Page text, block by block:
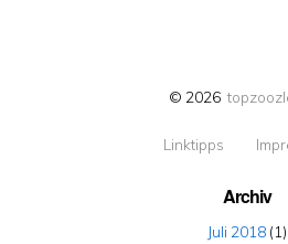
© 2026
Linktipps
Archiv
Juli 2018 (1)